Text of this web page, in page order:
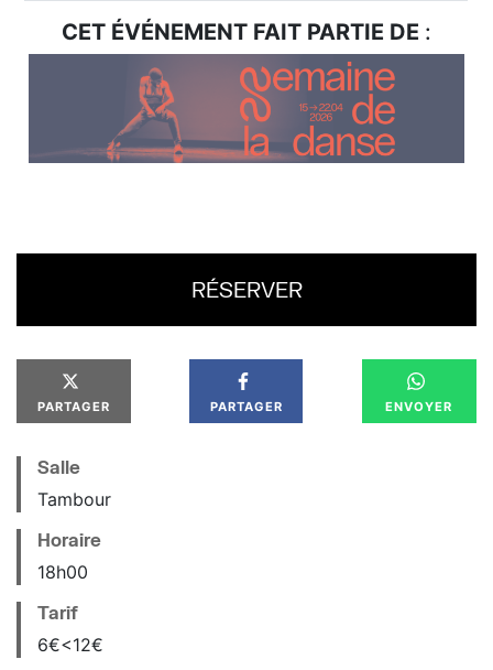
CET ÉVÉNEMENT FAIT PARTIE DE :
RÉSERVER
PARTAGER PARTAGER ENVOYER
Salle
Tambour
Horaire
18h00
Tarif
6€<12€